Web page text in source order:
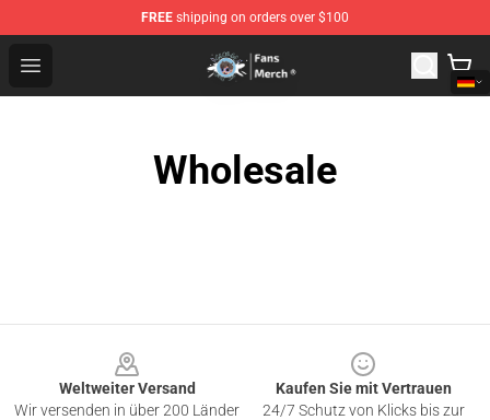
FREE shipping on orders over $100
Open menu
GeorgeNotFound Store - Official GeorgeNotFound
Wholesale
Weltweiter Versand
Wir versenden in über 200 Länder
Kaufen Sie mit Vertrauen
24/7 Schutz von Klicks bis zur